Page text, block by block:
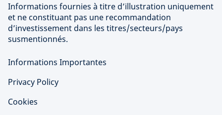
Informations fournies à titre d’illustration uniquement
et ne constituant pas une recommandation
d’investissement dans les titres/secteurs/pays
susmentionnés.
Informations Importantes
Privacy Policy
Cookies